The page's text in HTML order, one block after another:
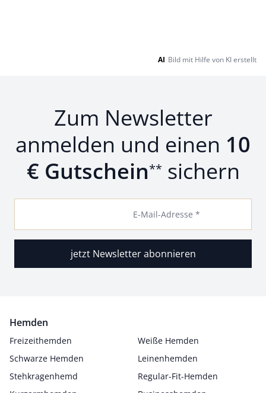
AI Bild mit Hilfe von KI erstellt
Zum Newsletter
anmelden und einen 10
€ Gutschein** sichern
E-Mail-Adresse *
jetzt Newsletter abonnieren
Hemden
Freizeithemden
Weiße Hemden
Schwarze Hemden
Leinenhemden
Stehkragenhemd
Regular-Fit-Hemden